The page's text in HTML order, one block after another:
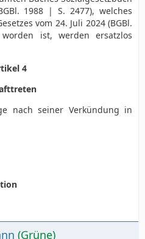
1988 | S. 2477), welches
vom 24. Juli 2024 (BGBl.
ist, werden ersatzlos
4
nach seiner Verkündung in
(Grüne)